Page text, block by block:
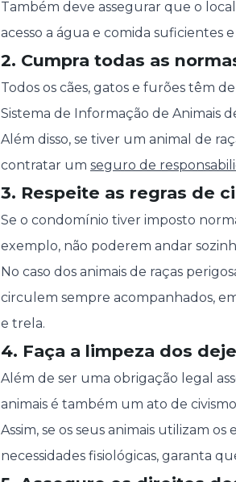
Também deve assegurar que o
acesso a água e comida suficientes
2. Cumpra todas as
Todos os cães, gatos e furões têm
Sistema de Informação de Animais
Além disso, se tiver um animal de
contratar um seguro de
3. Respeite as regras de
Se o condomínio tiver imposto
exemplo, não poderem andar
No caso dos animais de raças
circulem sempre acompanhados,
e trela.
4. Faça a limpeza dos
Além de ser uma obrigação legal
animais é também um ato de
Assim, se os seus animais utilizam
necessidades fisiológicas, garanta